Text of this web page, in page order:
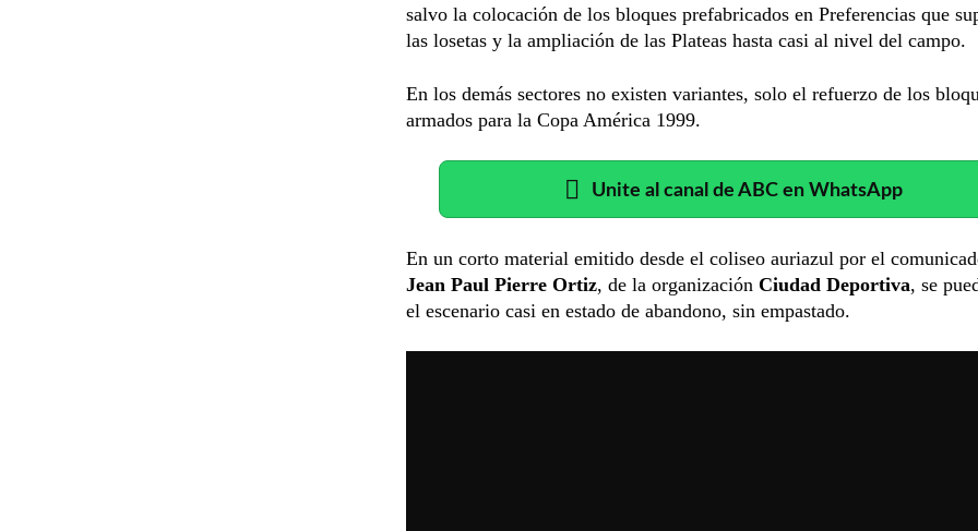
salvo la colocación de los bloques prefabricados en Preferencias que
las losetas y la ampliación de las Plateas hasta casi al nivel del campo.
En los demás sectores no existen variantes, solo el refuerzo de los
armados para la Copa América 1999.
Unite al canal de ABC en WhatsApp
En un corto material emitido desde el coliseo auriazul por el
Jean Paul Pierre Ortiz, de la organización Ciudad Deportiva, se
el escenario casi en estado de abandono, sin empastado.